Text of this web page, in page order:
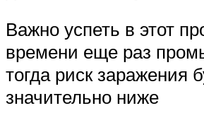
Важно успеть в этот
времени еще раз
тогда риск заражения
значительно ниже